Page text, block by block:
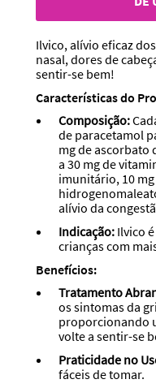
de
Read
a
Review.
Link
para
mesma
página.
Ilvico, alívio eficaz
nasal, dores de
sentir-se bem!
Características do
Composição:
de paracetamol
mg de ascorbato
a 30 mg de
imunitário, 10 mg
alívio da
Indicação: Ilvico
crianças com
Benefícios:
Tratamento
os sintomas da
proporcionando
volte a sentir-se
Praticidade no
fáceis de tomar.